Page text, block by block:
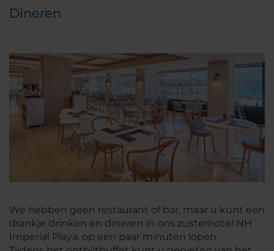
Dineren
We hebben geen restaurant of bar, maar u kunt een
drankje drinken en dineren in ons zusterhotel NH
Imperial Playa, op een paar minuten lopen.